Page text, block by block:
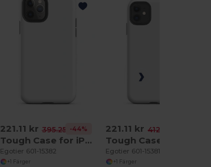
221.11 kr 395.25 kr-44%
Tough Case for iPhone 11 Pro
Egotier 601-15382
+1 Färger
221.11 kr 412.89 kr
Egotier 601-15381
+1 Färger